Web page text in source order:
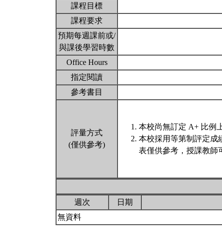
課程目標
課程要求
預期每週課前或/
與課後學習時數
Office Hours
指定閱讀
參考書目
評量方式
(僅供參考)
本校尚無訂定 A+ 比例
本校採用等第制評定成
表僅供參考，授課教師
週次
日期
無資料